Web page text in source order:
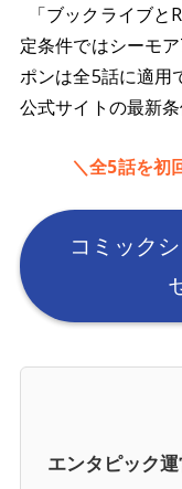
「ブックライブ
定条件ではシーモ
ポンは全5話に適用
公式サイトの最新
＼全5話を初
コミック
エンタピック